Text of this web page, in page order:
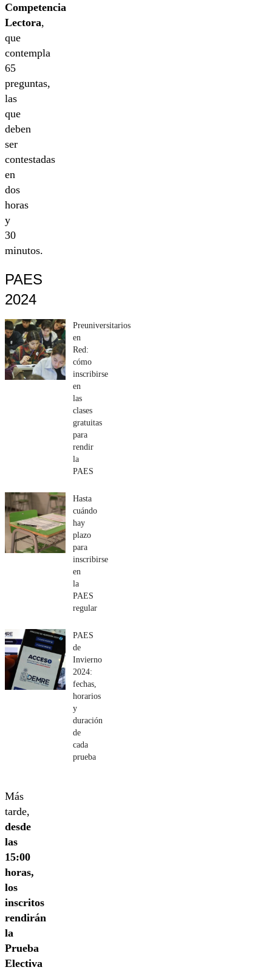
Competencia
Lectora,
que
contempla
65
preguntas,
las
que
deben
ser
contestadas
en
dos
horas
y
30
minutos.
PAES
2024
Preuniversitarios
en
Red:
cómo
inscribirse
en
las
clases
gratuitas
para
rendir
la
PAES
Hasta
cuándo
hay
plazo
para
inscribirse
en
la
PAES
regular
PAES
de
Invierno
2024:
fechas,
horarios
y
duración
de
cada
prueba
Más
tarde,
desde
las
15:00
horas,
los
inscritos
rendirán
la
Prueba
Electiva